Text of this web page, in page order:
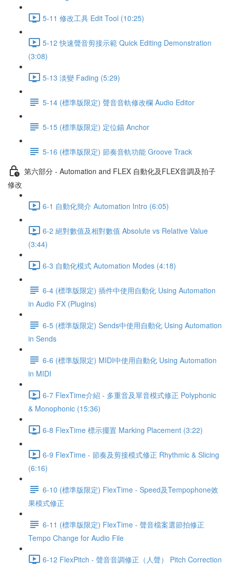
5-11 修改工具 Edit Tool (10:25)
5-12 快速聲音剪接示範 Quick Editing Demonstration
(3:08)
5-13 淡變 Fading (5:29)
5-14 (標準版限定) 聲音音軌修改欄 Audio Editor
5-15 (標準版限定) 定位錨 Anchor
5-16 (標準版限定) 節奏音軌功能 Groove Track
第六部分 - Automation and FLEX 自動化及FLEX音調及拍子
修改
6-1 自動化簡介 Automation Intro (6:05)
6-2 絕對數值及相對數值 Absolute vs Relative Value
(3:44)
6-3 自動化模式 Automation Modes (4:18)
6-4 (標準版限定) 插件中使用自動化 Using Automation
in Audio FX (Plugins)
6-5 (標準版限定) Sends中使用自動化 Using Automation
in Sends
6-6 (標準版限定) MIDI中使用自動化 Using Automation
in MIDI
6-7 FlexTime介紹 - 多重音及單音模式修正 Polyphonic
& Monophonic (15:36)
6-8 FlexTime 標示擺置 Marking Placement (3:22)
6-9 FlexTime - 節奏及剪接模式修正 Rhythmic & Slicing
(6:16)
6-10 (標準版限定) FlexTime - Speed及Tempophone效
果模式修正
6-11 (標準版限定) FlexTime - 聲音檔案選節拍修正
Tempo Change for Audio File
6-12 FlexPitch - 聲音音調修正（人聲） Pitch Correction